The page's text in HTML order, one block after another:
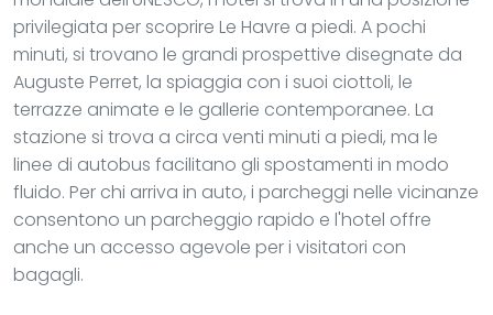
privilegiata per scoprire Le Havre a piedi. A pochi
minuti, si trovano le grandi prospettive disegnate da
Auguste Perret, la spiaggia con i suoi ciottoli, le
terrazze animate e le gallerie contemporanee. La
stazione si trova a circa venti minuti a piedi, ma le
linee di autobus facilitano gli spostamenti in modo
fluido. Per chi arriva in auto, i parcheggi nelle vicinanze
consentono un parcheggio rapido e l'hotel offre
anche un accesso agevole per i visitatori con
bagagli.